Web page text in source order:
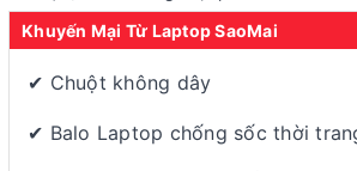
Khuyến Mại Từ Laptop SaoMai
✔ Chuột không dây
✔ Balo Laptop chống sốc thời